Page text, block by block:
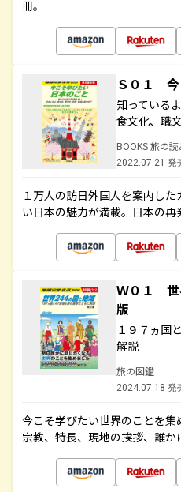
冊。
Ｓ０１ 今
知っている
食文化、職
BOOKS 旅の
2022.07.21 発
１万人の訪日外国人を案内し
い日本の魅力が満載。日本の再
Ｗ０１ 世
版
１９７ヵ国
解説
旅の図鑑
2024.07.18 発
今こそ学びたい世界のことを集
宗教、特長、現地の挨拶、誰か